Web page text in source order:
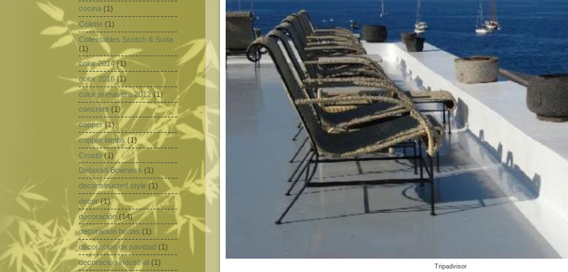
Tripadvisor
cocina (1)
Colette (1)
Collectables Scotch & Soda
(1)
color 2014 (1)
color 2016 (1)
color primavera 2012 (1)
concrete (1)
copper (1)
copper lamps (1)
Crustó (1)
Deborah Bowness (1)
deconstructed style (1)
decor (1)
decoración (14)
decoración bodas (1)
decoracion de navidad (1)
decoración industrial (1)